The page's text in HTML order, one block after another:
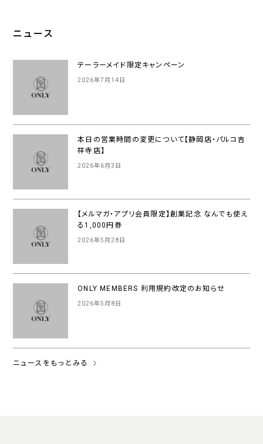
ニュース
テーラーメイド限定キャンペーン
2026年7月14日
本日の営業時間の変更について【静岡店・パルコ吉
祥寺店】
2026年6月3日
【メルマガ・アプリ会員限定】創業記念 なんでも使え
る1,000円券
2026年5月28日
ONLY MEMBERS 利用規約改定のお知らせ
2026年5月8日
ニュースをもっとみる